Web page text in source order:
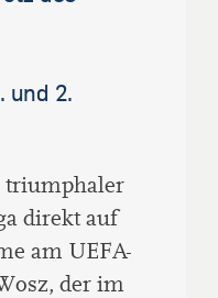
und 2.
triumphaler
direkt auf
am UEFA-
der im